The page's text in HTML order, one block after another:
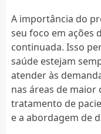
A importância do
seu foco em ações
continuada. Isso
saúde estejam
atender às
nas áreas de maior
tratamento de
e a abordagem de